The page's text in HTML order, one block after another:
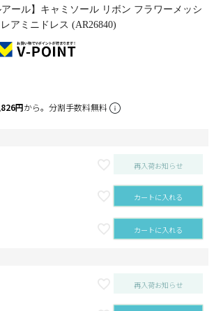
アール】キャミソール リボン フラワーメッシ
アミニドレス (AR26840)
円から。分割手数料無料
再入荷お知らせ
カートに入れる
カートに入れる
再入荷お知らせ